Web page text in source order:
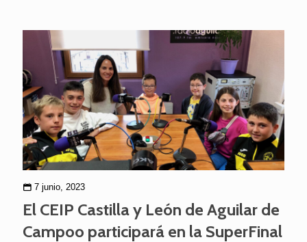
7 junio, 2023
El CEIP Castilla y León de Aguilar de
Campoo participará en la SuperFinal